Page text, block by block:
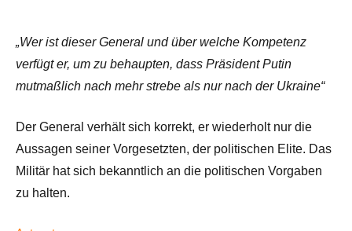
„Wer ist dieser General und über welche Kompetenz
verfügt er, um zu behaupten, dass Präsident Putin
mutmaßlich nach mehr strebe als nur nach der Ukraine“
Der General verhält sich korrekt, er wiederholt nur die
Aussagen seiner Vorgesetzten, der politischen Elite. Das
Militär hat sich bekanntlich an die politischen Vorgaben
zu halten.